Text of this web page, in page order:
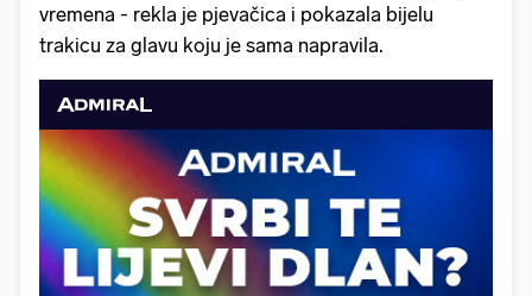
vremena - rekla je pjevačica i pokazala bijelu
trakicu za glavu koju je sama napravila.